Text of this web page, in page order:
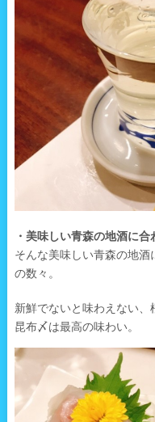
・美味しい青森の地酒に
そんな美味しい青森の地
の数々。
新鮮でないと味わえない
昆布〆は最高の味わい。